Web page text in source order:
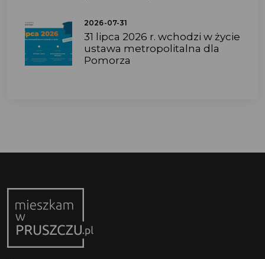
2026-07-31
31 lipca 2026 r. wchodzi w życie
ustawa metropolitalna dla
Pomorza